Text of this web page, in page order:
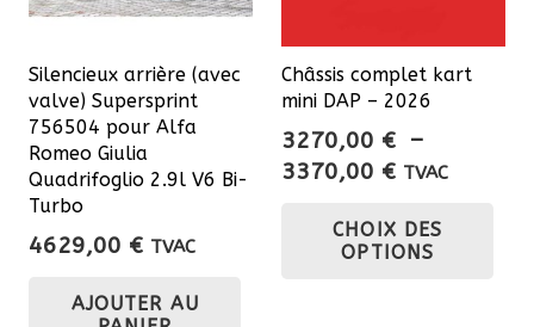
Silencieux arrière (avec
valve) Supersprint
756504 pour Alfa
Romeo Giulia
Quadrifoglio 2.9l V6 Bi-
Turbo
4629,00 € TVAC
AJOUTER AU
Châssis complet kart
mini DAP – 2026
3270,00 € –
3370,00 €Plage
prix :
3270,00 €
TVAC
CHOIX DES
OPTIONS